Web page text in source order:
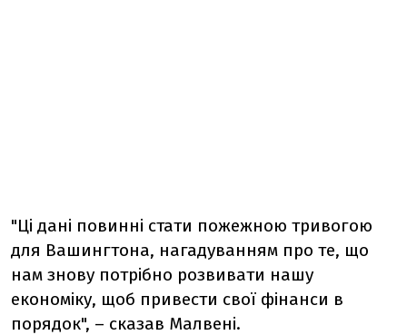
"Ці дані повинні стати пожежною тривогою
для Вашингтона, нагадуванням про те, що
нам знову потрібно розвивати нашу
економіку, щоб привести свої фінанси в
порядок", – сказав Малвені.